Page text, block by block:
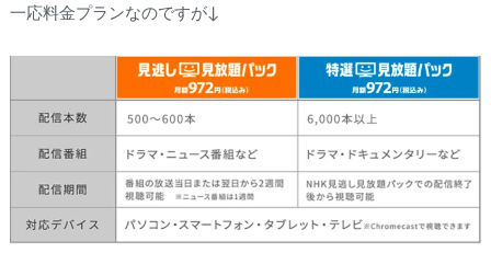
一応料金プランなのですが↓